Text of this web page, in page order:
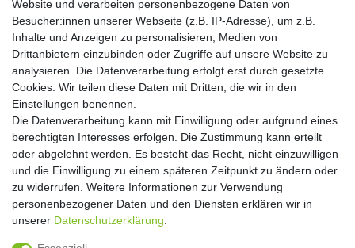
Hiermit bestätige ich, dass ich die Daten­schutz­erklärung
Einwilligung kann ich jederzeit widerrufen.**
Abonnieren
** Hierbei handelt es sich um ein Pflichtfeld.
Widerrufs­recht Widerrufs­formular Impressum
Daten­schutz­erklärung AGB Kontakt
Website und verarbeiten personenbezogene Daten von
Besucher:innen unserer Webseite (z.B. IP-Adresse), um z.B.
Inhalte und Anzeigen zu personalisieren, Medien von
Drittanbietern einzubinden oder Zugriffe auf unsere Website zu
analysieren. Die Datenverarbeitung erfolgt erst durch gesetzte
Cookies. Wir teilen diese Daten mit Dritten, die wir in den
Einstellungen benennen.
Die Datenverarbeitung kann mit Einwilligung oder aufgrund eines
berechtigten Interesses erfolgen. Die Zustimmung kann erteilt
oder abgelehnt werden. Es besteht das Recht, nicht einzuwilligen
und die Einwilligung zu einem späteren Zeitpunkt zu ändern oder
zu widerrufen. Weitere Informationen zur Verwendung
personenbezogener Daten und den Diensten erklären wir in
unserer Daten­schutz­erklärung
Copyright 2016 | Dekushop.de | Alle Rechte vorbehalten. |